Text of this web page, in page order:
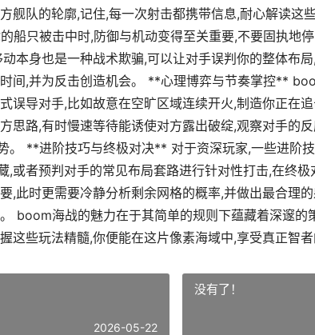
舰队的轮廓,记住,每一次射击都携带信息,耐心解读这
船只被击中时,防御与机动变得至关重要,不要固执地
本身也是一种战术欺骗,可以让对手误判你的整体布
间,并为反击创造机会。 **心理博弈与节奏掌控**
误导对手,比如故意在空旷区域连续开火,制造你正在
思路,有时慢速等待能诱使对方露出破绽,观察对手的
。 **进阶技巧与终极对决** 对于资深玩家,一些进阶
,或者预判对手的常见布局套路进行针对性打击,在终
,此时更需要冷静分析剩余网格的概率,并做出最合理
boom海战的魅力在于其简单的规则下蕴藏着深邃的
这些玩法精髓,你便能在这片像素海域中,享受真正智者
2026-05-22
没有了！